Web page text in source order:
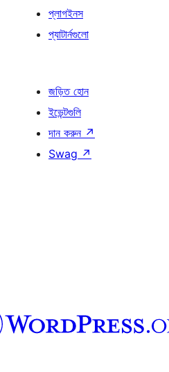
প্লাগইনস
প্যাটার্নগুলো
জড়িত হোন
ইভেন্টগুলি
দান করুন ↗
Swag ↗